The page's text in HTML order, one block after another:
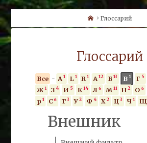
HomeГлоссарий
Глоссарий
Все - A 1 L 1 R 1 А 12 Б 13 В 1 Г 5
Ж 1 З 4 И 5 К 14 Л 6 М 11 Н 2 О 6
р 1 С 6 Т 3 У 2 Ф 4 Х 2 Ц 3 Ч 1 Щ
Внешник